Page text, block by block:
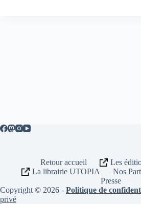
Retour accueil
Les
La librairie UTOPIA
Nos
Presse
Copyright © 2026 - Politique de
privé